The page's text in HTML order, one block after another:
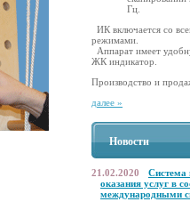
Гц.
ИК включается со
режимами.
Аппарат имеет
ЖК индикатор.
Производство и
далее »
Новости
21.02.2020
Система
оказания услуг в
международными